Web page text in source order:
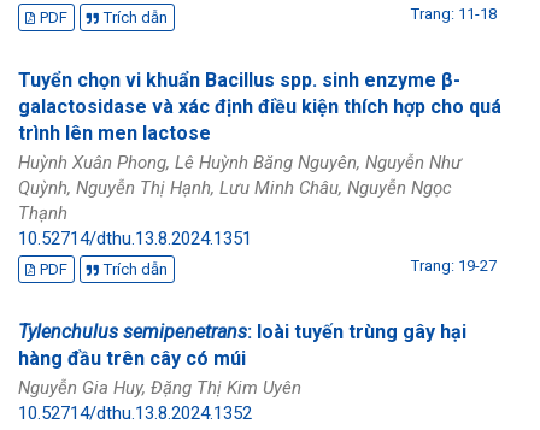
PDF Trích dẫn Trang: 11-18
Tuyển chọn vi khuẩn Bacillus spp. sinh enzyme β-
galactosidase và xác định điều kiện thích hợp cho quá
trình lên men lactose
Huỳnh Xuân Phong, Lê Huỳnh Băng Nguyên, Nguyễn Như
Quỳnh, Nguyễn Thị Hạnh, Lưu Minh Châu, Nguyễn Ngọc
Thạnh
10.52714/dthu.13.8.2024.1351
PDF Trích dẫn Trang: 19-27
Tylenchulus semipenetrans: loài tuyến trùng gây hại
hàng đầu trên cây có múi
Nguyễn Gia Huy, Đặng Thị Kim Uyên
10.52714/dthu.13.8.2024.1352